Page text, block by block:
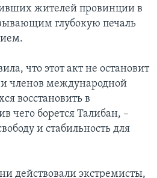
жителей провинции в
глубокую печаль
что этот акт не остановит
и членов международной
восстановить в
чего борется Талибан, –
и стабильность для
действовали экстремисты,